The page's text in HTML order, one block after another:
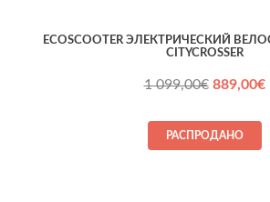
ECOSCOOTER ЭЛЕКТРИЧЕСКИЙ
CITYCROSSER
1 099,00€
1
889,00€
РАСПРОДАНО